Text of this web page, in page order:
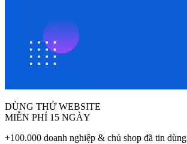
DÙNG THỬ WEBSITE
MIỄN PHÍ 15 NGÀY
+100.000 doanh nghiệp & chủ shop đã tin dùng